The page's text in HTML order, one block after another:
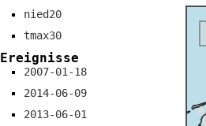
nied20
tmax30
Ereignisse
2007-01-18
2014-06-09
2013-06-01